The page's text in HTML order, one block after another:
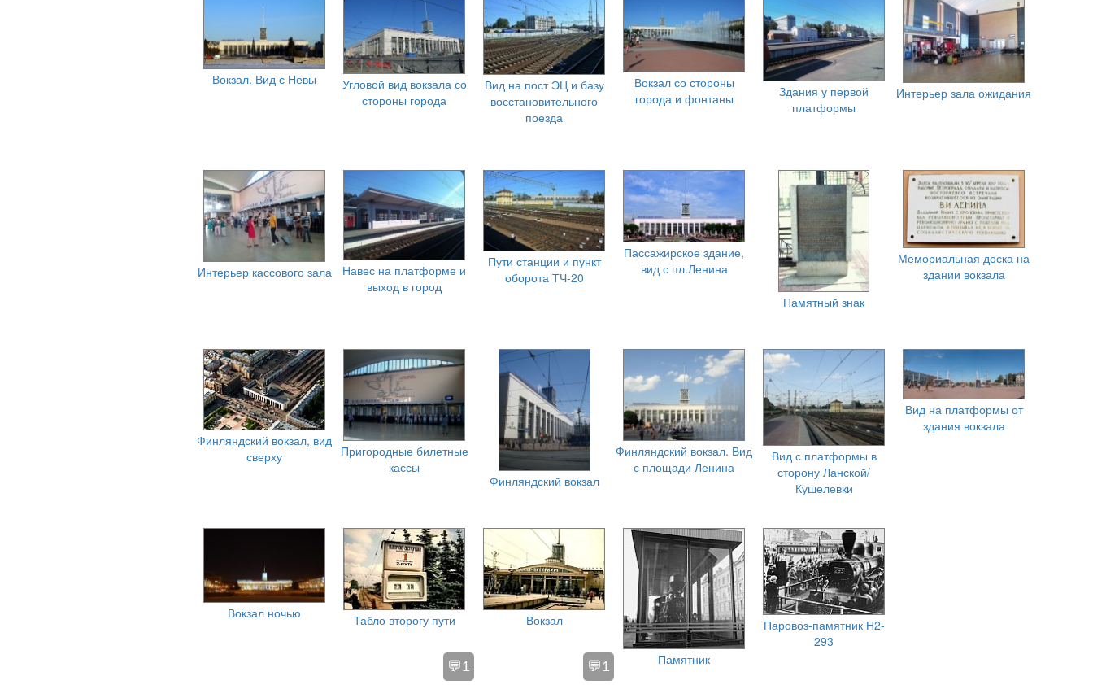
Вокзал. Вид с Невы
Угловой вид вокзала со
стороны города
Вид на пост ЭЦ и базу
восстановительного
поезда
Вокзал со стороны
города и фонтаны
Здания у первой
платформы
Интерьер зала ожидания
Интерьер кассового зала
Навес на платформе и
выход в город
Пути станции и пункт
оборота ТЧ-20
Пассажирское здание,
вид с пл.Ленина
Памятный знак
Мемориальная доска на
здании вокзала
Финляндский вокзал, вид
сверху
Пригородные билетные
кассы
Финляндский вокзал
Финляндский вокзал. Вид
с площади Ленина
Вид с платформы в
сторону Ланской/
Кушелевки
Вид на платформы от
здания вокзала
Вокзал ночью
💬1
Табло второгу пути
💬1
Вокзал
Памятник
Паровоз-памятник Н2-
293